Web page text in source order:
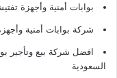
بوابات أمنية وأجهزة
شركة بوابات أمنية
افضل شركة بيع وتأجير
السعودية